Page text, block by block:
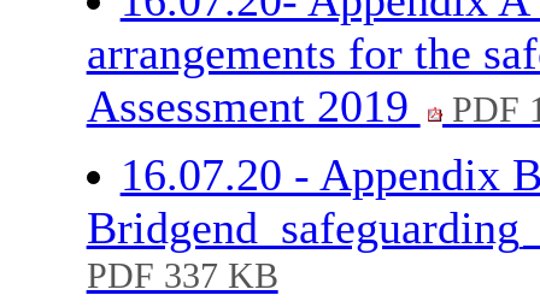
arrangements for the
Assessment 2019
PDF
16.07.20 - Appendix
PDF 337 KB